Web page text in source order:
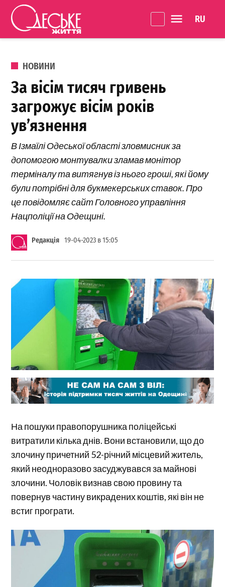
Перейти до вмісту
Життя
ОПУБЛІКОВАНО В
НОВИНИ
За вісім тисяч гривень
загрожує вісім років
ув’язнення
В Ізмаїлі Одеської області зловмисник за
допомогою монтувалки зламав монітор
терміналу та витягнув із нього гроші, які йому
були потрібні для букмекерських ставок. Про
це повідомляє сайт Головного управління
Нацполіції на Одещині.
Редакція 19-04-2023 в 15:05
На пошуки правопорушника поліцейські
витратили кілька днів. Вони встановили, що до
злочину причетний 52-річний місцевий житель,
який неодноразово засуджувався за майнові
злочини. Чоловік визнав свою провину та
повернув частину викрадених коштів, які він не
встиг програти.